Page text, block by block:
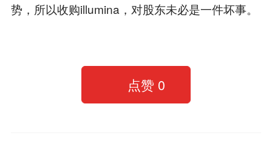
势，所以收购illumina，对股东未必是一件坏事。
点赞 0